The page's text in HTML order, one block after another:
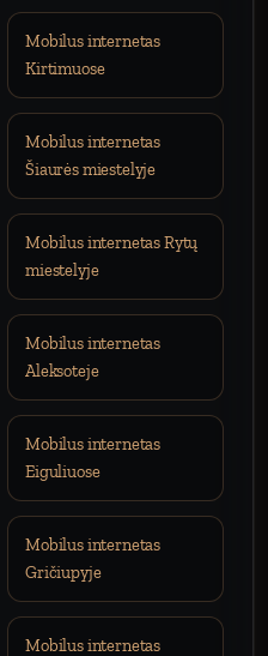
Mobilus internetas
Kirtimuose
Mobilus internetas
Šiaurės miestelyje
Mobilus internetas Rytų
miestelyje
Mobilus internetas
Aleksoteje
Mobilus internetas
Eiguliuose
Mobilus internetas
Gričiupyje
Mobilus internetas